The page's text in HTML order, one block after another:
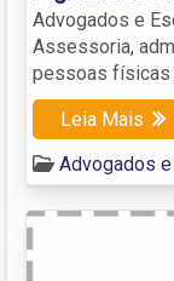
Advogados e
Assessoria,
pessoas físicas
Leia Mais
Advogados